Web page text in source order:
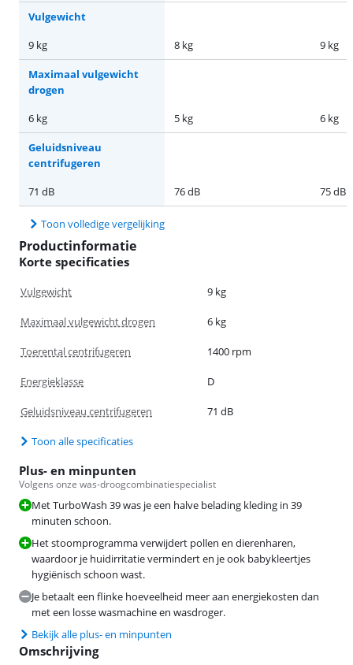
Vulgewicht
9 kg
8 kg 9 kg
Maximaal vulgewicht
drogen
6 kg
5 kg 6 kg
Geluidsniveau
centrifugeren
71 dB
76 dB 75 dB
Toon volledige vergelijking
Productinformatie
Korte specificaties
Vulgewicht 9 kg
Maximaal vulgewicht drogen 6 kg
Toerental centrifugeren 1400 rpm
Energieklasse D
Geluidsniveau centrifugeren 71 dB
Toon alle specificaties
Plus- en minpunten
Volgens onze was-droogcombinatiespecialist
Met TurboWash 39 was je een halve belading kleding in 39
minuten schoon.
Het stoomprogramma verwijdert pollen en dierenharen,
waardoor je huidirritatie vermindert en je ook babykleertjes
hygiënisch schoon wast.
Je betaalt een flinke hoeveelheid meer aan energiekosten dan
met een losse wasmachine en wasdroger.
Bekijk alle plus- en minpunten
Omschrijving